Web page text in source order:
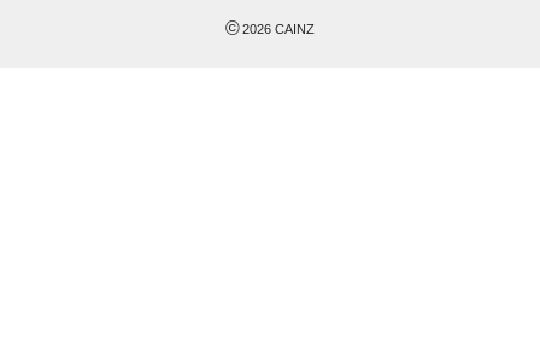
©2026 CAINZ